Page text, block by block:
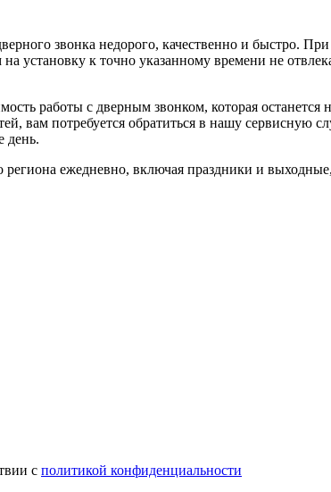
звонка недорого, качественно и быстро.
к точно указанному времени не
работы с дверным звонком, которая
вам потребуется обратиться в нашу сервисную
день.
ежедневно, включая праздники и
с политикой конфиденциальности